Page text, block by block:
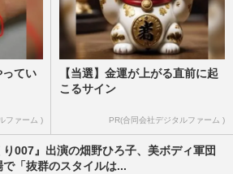
てい
ファーム )
【当選】金運が上がる直前に起
こるサイン
PR(合同会社デジタルファーム )
り007』出演の畑野ひろ子、美ボディ軍団
で「抜群のスタイルは...